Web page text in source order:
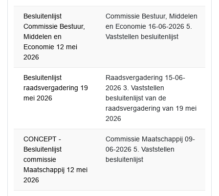
Besluitenlijst
Commissie Bestuur,
Middelen en
Economie 12 mei
2026
Commissie Bestuur, Middelen
en Economie 16-06-2026 5.
Vaststellen besluitenlijst
Besluitenlijst
raadsvergadering 19
mei 2026
Raadsvergadering 15-06-
2026 3. Vaststellen
besluitenlijst van de
raadsvergadering van 19 mei
2026
CONCEPT -
Besluitenlijst
commissie
Maatschappij 12 mei
2026
Commissie Maatschappij 09-
06-2026 5. Vaststellen
besluitenlijst